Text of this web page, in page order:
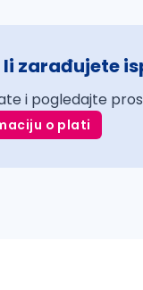
zarađujete
i pogledajte
o plati